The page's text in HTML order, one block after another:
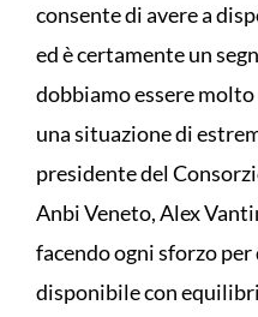
consente di avere a
ed è certamente un
dobbiamo essere
una situazione di
presidente del
Anbi Veneto, Alex
facendo ogni sforzo
disponibile con